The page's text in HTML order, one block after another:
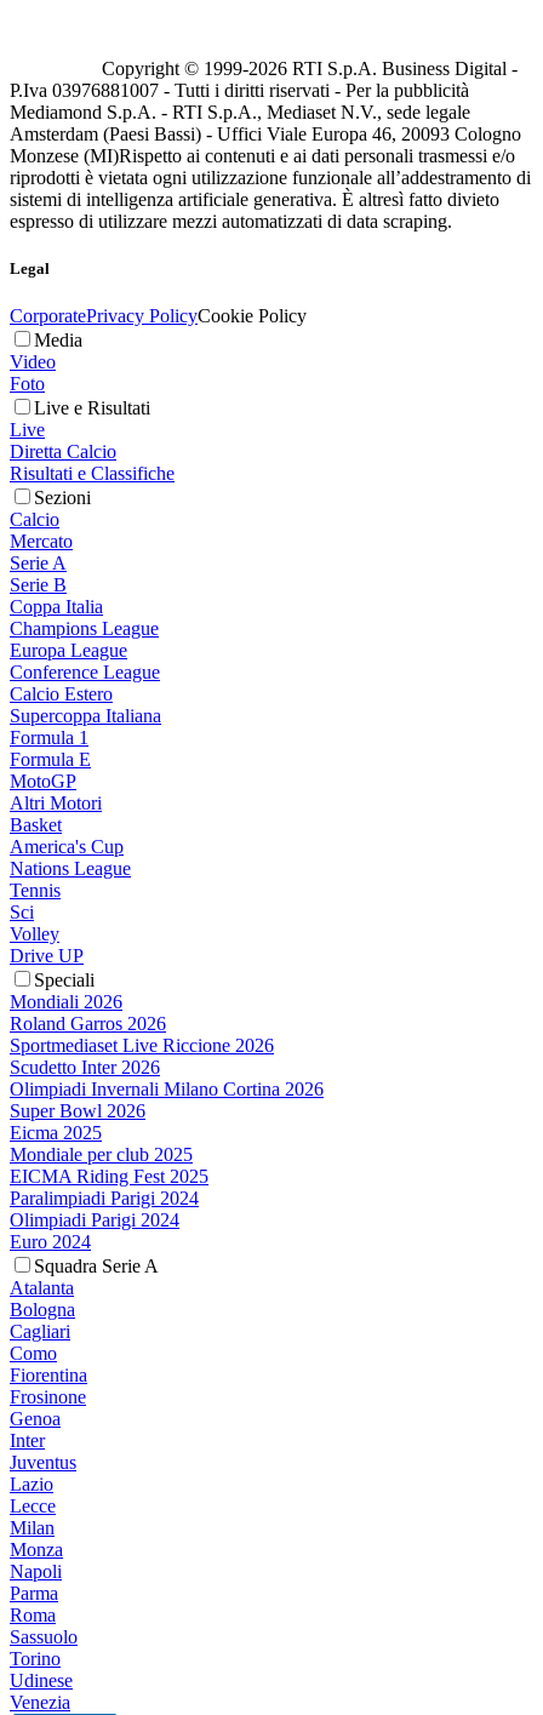
Copyright © 1999-2026 RTI S.p.A. Business Digital -
P.Iva 03976881007 - Tutti i diritti riservati - Per la pubblicità
Mediamond S.p.A. - RTI S.p.A., Mediaset N.V., sede legale
Amsterdam (Paesi Bassi) - Uffici Viale Europa 46, 20093 Cologno
Monzese (MI)Rispetto ai contenuti e ai dati personali trasmessi e/o
riprodotti è vietata ogni utilizzazione funzionale all’addestramento di
sistemi di intelligenza artificiale generativa. È altresì fatto divieto
espresso di utilizzare mezzi automatizzati di data scraping.
Legal
CorporatePrivacy PolicyCookie Policy
Media
Video
Foto
Live e Risultati
Live
Diretta Calcio
Risultati e Classifiche
Sezioni
Calcio
Mercato
Serie A
Serie B
Coppa Italia
Champions League
Europa League
Conference League
Calcio Estero
Supercoppa Italiana
Formula 1
Formula E
MotoGP
Altri Motori
Basket
America's Cup
Nations League
Tennis
Sci
Volley
Drive UP
Speciali
Mondiali 2026
Roland Garros 2026
Sportmediaset Live Riccione 2026
Scudetto Inter 2026
Olimpiadi Invernali Milano Cortina 2026
Super Bowl 2026
Eicma 2025
Mondiale per club 2025
EICMA Riding Fest 2025
Paralimpiadi Parigi 2024
Olimpiadi Parigi 2024
Euro 2024
Squadra Serie A
Atalanta
Bologna
Cagliari
Como
Fiorentina
Frosinone
Genoa
Inter
Juventus
Lazio
Lecce
Milan
Monza
Napoli
Parma
Roma
Sassuolo
Torino
Udinese
Venezia